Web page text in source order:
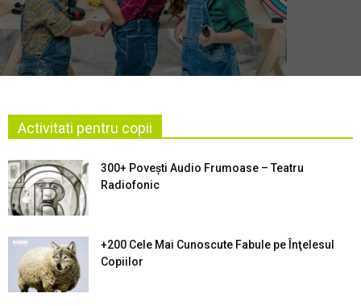
Activitati pentru copii
300+ Povești Audio Frumoase – Teatru
Radiofonic
+200 Cele Mai Cunoscute Fabule pe Înţelesul
Copiilor